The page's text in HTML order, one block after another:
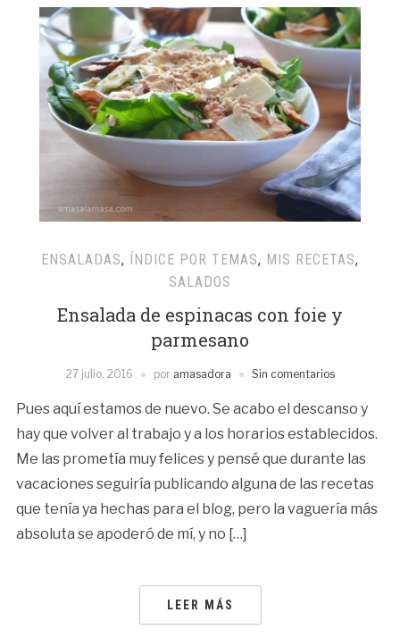
ENSALADAS, ÍNDICE POR TEMAS, MIS RECETAS,
SALADOS
Ensalada de espinacas con foie y
parmesano
27 julio, 2016 por amasadora Sin comentarios
Pues aquí estamos de nuevo. Se acabo el descanso y
hay que volver al trabajo y a los horarios establecidos.
Me las prometía muy felices y pensé que durante las
vacaciones seguiría publicando alguna de las recetas
que tenía ya hechas para el blog, pero la vaguería más
absoluta se apoderó de mí, y no […]
LEER MÁS